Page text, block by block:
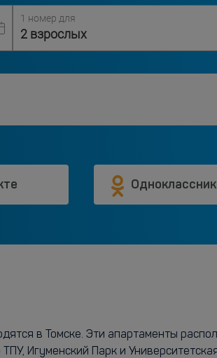
1 номер для
2 взрослых
в Томске. Эти апартаменты
Игуменский Парк и